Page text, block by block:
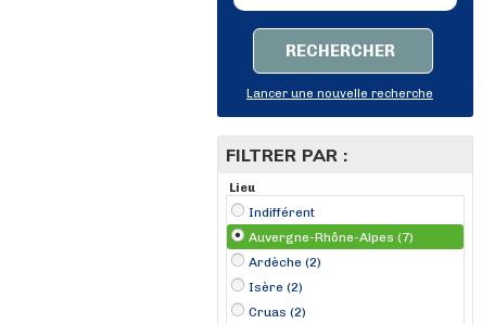
RECHERCHER
Lancer une nouvelle recherche
FILTRER PAR :
Lieu
Indifférent
Auvergne-Rhône-Alpes (7)
Ardèche (2)
Isère (2)
Cruas (2)